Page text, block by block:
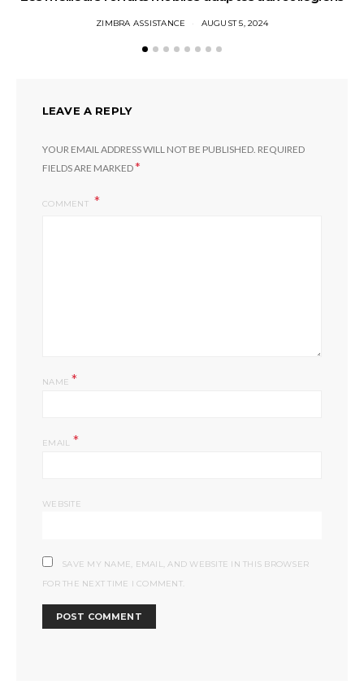
ZIMBRA ASSISTANCE AUGUST 5, 2024
LEAVE A REPLY
YOUR EMAIL ADDRESS WILL NOT BE PUBLISHED. REQUIRED
FIELDS ARE MARKED*
COMMENT
NAME*
EMAIL *
WEBSITE
SAVE MY NAME, EMAIL, AND WEBSITE IN THIS BROWSER
FOR THE NEXT TIME I COMMENT.